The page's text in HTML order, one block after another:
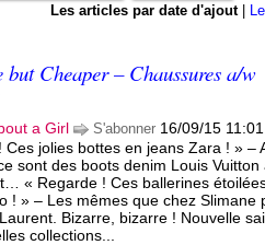
Les articles par date d'ajout|
but Cheaper – Chaussures a/w
a Girl S'abonner 16/09/15 11:01
Ces jolies bottes en jeans Zara ! » –
sont des boots denim Louis Vuitton
« Regarde ! Ces ballerines
! » – Les mêmes que chez Slimane
Bizarre, bizarre ! Nouvelle
collections...